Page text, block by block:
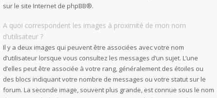
sur le site Internet de phpBB®.
A quoi correspondent les images à proximité de mon nom
d’utilisateur ?
Il y a deux images qui peuvent être associées avec votre nom
d’utilisateur lorsque vous consultez les messages d’un sujet. L’une
d’elles peut être associée à votre rang, généralement des étoiles ou
des blocs indiquant votre nombre de messages ou votre statut sur le
forum. La seconde image, souvent plus grande, est connue sous le nom